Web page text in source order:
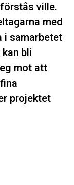
ville.
med
i samarbetet
bli
mot att
projektet